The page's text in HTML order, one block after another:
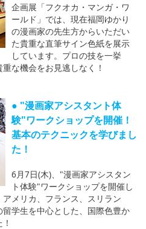
企画展「フクオカ・マンガ・ワ
ールド」では、現在福岡ゆかり
の漫画家の先生方からいただい
た貴重な直筆サイン色紙を展示
しています。プロの技を一挙
な機会をお見逃しなく！
● "漫画家アシスタント体
験"ワークショップを開催！
基本のテクニックを学びまし
た！
6月7日(木)、"漫画家アシスタン
ト体験"ワークショップを開催し
メリカ、フランス、スリラン
学生を中心とした、国際色豊か